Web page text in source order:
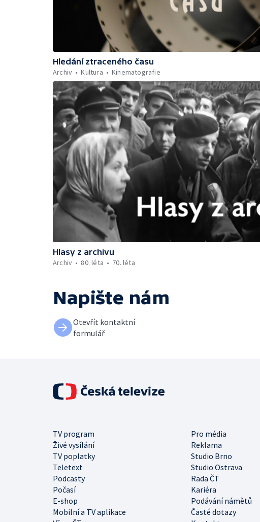
Hledání ztraceného času
Archiv
Kultura Kinematografie
Hlasy z archivu
Archiv
80. léta 70. léta
Napište nám
Otevřít kontaktní
formulář
TV program
Pro média
Živé vysílání
Reklama
TV poplatky
Studio Brno
Teletext
Studio Ostrava
Podcasty
Rada ČT
Počasí
Kariéra
E-shop
Podávání námětů
Mobilní a TV aplikace
Časté dotazy